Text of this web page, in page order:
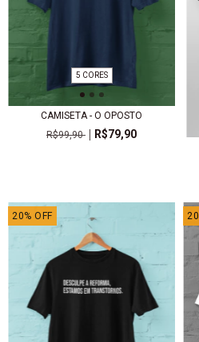
5 CORES
CAMISETA - O OPOSTO
R$99,90
R$79,90
20% OFF 20